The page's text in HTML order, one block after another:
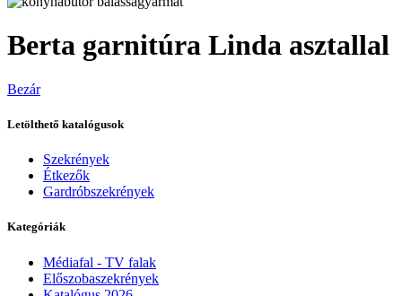
Berta garnitúra Linda asztallal
Bezár
Letölthető katalógusok
Szekrények
Étkezők
Gardróbszekrények
Kategóriák
Médiafal - TV falak
Előszobaszekrények